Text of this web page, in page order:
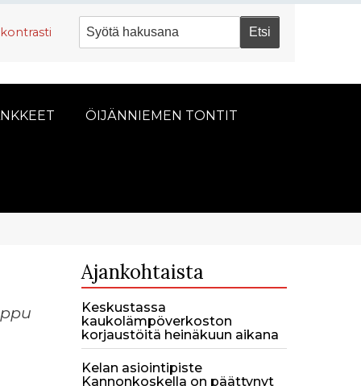
ÖIJÄNNIEMEN TONTIT
Ajankohtaista
Keskustassa
kaukolämpöverkoston
korjaustöitä heinäkuun aikana
Kelan asiointipiste
Kannonkoskella on päättynyt